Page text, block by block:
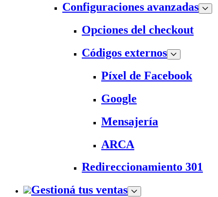
Configuraciones avanzadas
Opciones del checkout
Códigos externos
Píxel de Facebook
Google
Mensajería
ARCA
Redireccionamiento 301
Gestioná tus ventas